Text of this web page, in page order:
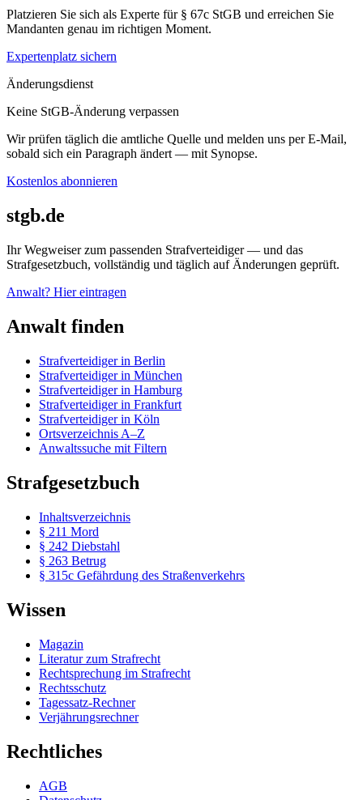
Platzieren Sie sich als Experte für § 67c StGB und erreichen Sie
Mandanten genau im richtigen Moment.
Expertenplatz sichern
Änderungsdienst
Keine StGB-Änderung verpassen
Wir prüfen täglich die amtliche Quelle und melden uns per E-Mail,
sobald sich ein Paragraph ändert — mit Synopse.
Kostenlos abonnieren
stgb.de
Ihr Wegweiser zum passenden Strafverteidiger — und das
Strafgesetzbuch, vollständig und täglich auf Änderungen geprüft.
Anwalt? Hier eintragen
Anwalt finden
Strafverteidiger in Berlin
Strafverteidiger in München
Strafverteidiger in Hamburg
Strafverteidiger in Frankfurt
Strafverteidiger in Köln
Ortsverzeichnis A–Z
Anwaltssuche mit Filtern
Strafgesetzbuch
Inhaltsverzeichnis
§ 211 Mord
§ 242 Diebstahl
§ 263 Betrug
§ 315c Gefährdung des Straßenverkehrs
Wissen
Magazin
Literatur zum Strafrecht
Rechtsprechung im Strafrecht
Rechtsschutz
Tagessatz-Rechner
Verjährungsrechner
Rechtliches
AGB